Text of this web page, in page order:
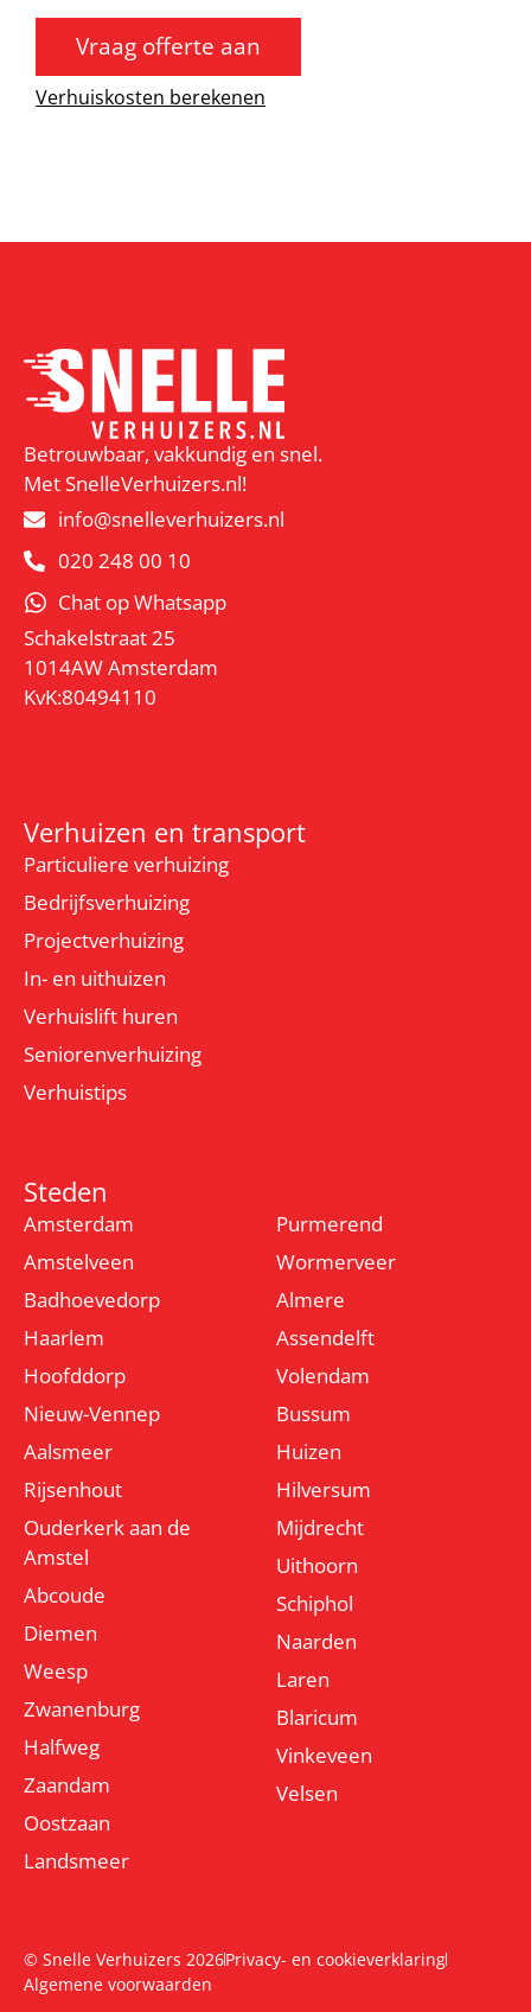
Vraag offerte aan
Verhuiskosten berekenen
Betrouwbaar, vakkundig en snel.
Met SnelleVerhuizers.nl!
info@snelleverhuizers.nl
020 248 00 10
Chat op Whatsapp
Schakelstraat 25
1014AW Amsterdam
KvK:80494110
Verhuizen en transport
Particuliere verhuizing
Bedrijfsverhuizing
Projectverhuizing
In- en uithuizen
Verhuislift huren
Seniorenverhuizing
Verhuistips
Steden
Amsterdam
Amstelveen
Badhoevedorp
Haarlem
Hoofddorp
Nieuw-Vennep
Aalsmeer
Rijsenhout
Ouderkerk aan de
Amstel
Abcoude
Diemen
Weesp
Zwanenburg
Halfweg
Zaandam
Oostzaan
Landsmeer
Purmerend
Wormerveer
Almere
Assendelft
Volendam
Bussum
Huizen
Hilversum
Mijdrecht
Uithoorn
Schiphol
Naarden
Laren
Blaricum
Vinkeveen
Velsen
© Snelle Verhuizers 2026Privacy- en cookieverklaring
Algemene voorwaarden